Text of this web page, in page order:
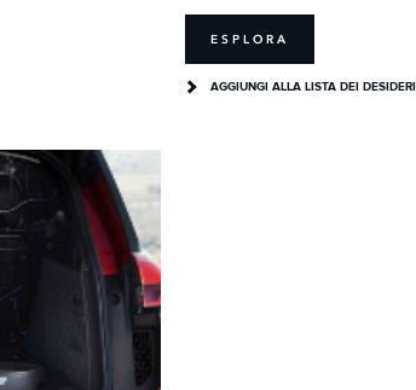
ESPLORA
AGGIUNGI ALLA LISTA DEI DESIDERI